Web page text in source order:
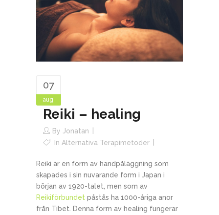
07
aug
Reiki – healing
By Jonatan
In Alternativa Terapimetoder
Reiki är en form av handpåläggning som
skapades i sin nuvarande form i Japan i
början av 1920-talet, men som av
Reikiförbundet påstås ha 1000-åriga anor
från Tibet. Denna form av healing fungerar